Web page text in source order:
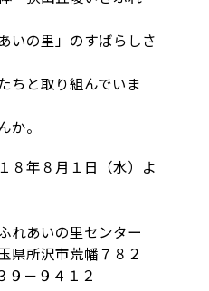
いの里」のすばらしさ
ちと取り組んでいま
か。
８年８月１日（水）よ
れあいの里センター
県所沢市荒幡７８２
－９４１２